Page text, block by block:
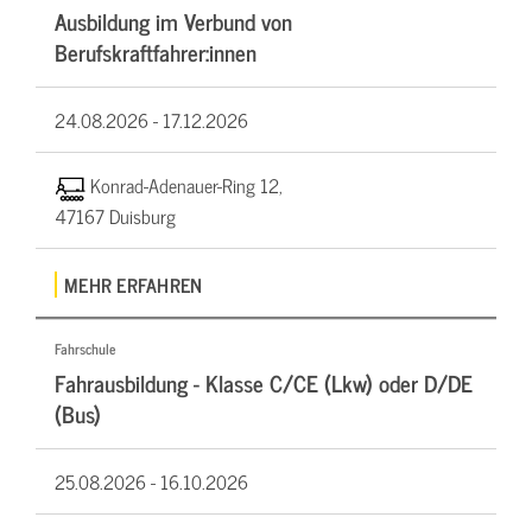
Ausbildung im Verbund von
Berufskraftfahrer:innen
24.08.2026 -17.12.2026
Konrad-Adenauer-Ring 12,
47167 Duisburg
MEHR ERFAHREN
Fahrschule
Fahrausbildung - Klasse C/CE (Lkw) oder D/DE
(Bus)
25.08.2026 -16.10.2026